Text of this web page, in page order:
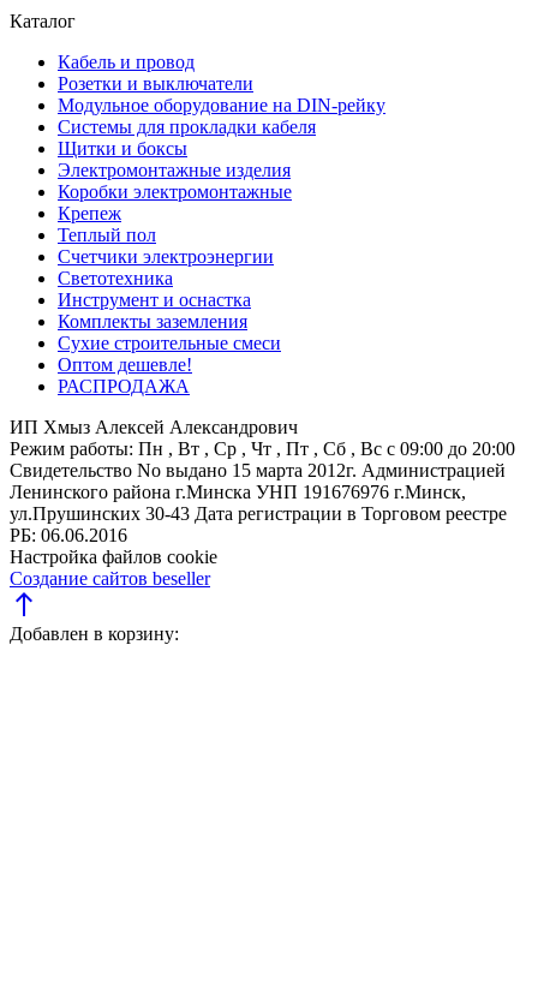
Каталог
Кабель и провод
Розетки и выключатели
Модульное оборудование на DIN-рейку
Системы для прокладки кабеля
Щитки и боксы
Электромонтажные изделия
Коробки электромонтажные
Крепеж
Теплый пол
Счетчики электроэнергии
Светотехника
Инструмент и оснастка
Комплекты заземления
Сухие строительные смеси
Оптом дешевле!
РАСПРОДАЖА
ИП Хмыз Алексей Александрович
Режим работы: Пн , Вт , Ср , Чт , Пт , Сб , Вс c 09:00 до 20:00
Свидетельство No выдано 15 марта 2012г. Администрацией
Ленинского района г.Минска УНП 191676976 г.Минск,
ул.Прушинских 30-43 Дата регистрации в Торговом реестре
РБ: 06.06.2016
Настройка файлов cookie
Создание сайтов beseller
north
Добавлен в корзину: